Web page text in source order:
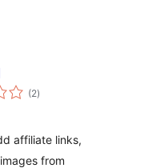
(2টা
মুঠ)
affiliate links,
from